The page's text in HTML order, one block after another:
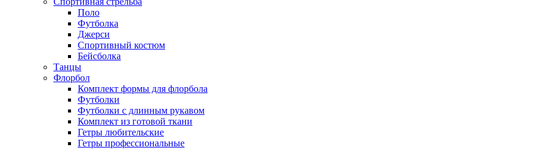
Поло
Футболка
Джерси
Спортивный костюм
Бейсболка
Танцы
Флорбол
Комплект формы для флорбола
Футболки
Футболки с длинным рукавом
Комплект из готовой ткани
Гетры любительские
Гетры профессиональные